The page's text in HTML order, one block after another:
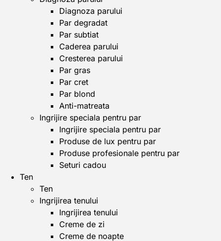
Diagnoza parului
Par degradat
Par subtiat
Caderea parului
Cresterea parului
Par gras
Par cret
Par blond
Anti-matreata
Ingrijire speciala pentru par
Ingrijire speciala pentru par
Produse de lux pentru par
Produse profesionale pentru par
Seturi cadou
Ten
Ten
Ingrijirea tenului
Ingrijirea tenului
Creme de zi
Creme de noapte